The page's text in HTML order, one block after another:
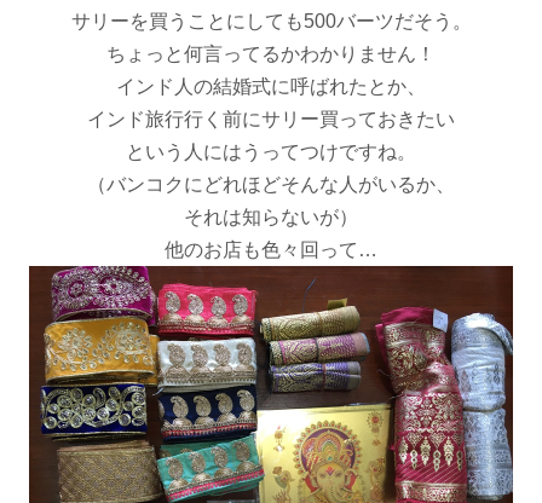
サリーを買うことにしても500バーツだそう。
ちょっと何言ってるかわかりません！
インド人の結婚式に呼ばれたとか、
インド旅行行く前にサリー買っておきたい
という人にはうってつけですね。
（バンコクにどれほどそんな人がいるか、
それは知らないが）
他のお店も色々回って…